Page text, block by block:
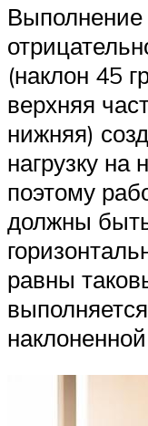
(наклон 45
верхняя
нижняя)
нагрузку на
поэтому
должны
равны